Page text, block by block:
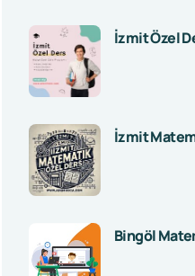
İzmit Özel
İzmit
Bingöl